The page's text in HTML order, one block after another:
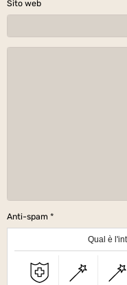
Sito web
Anti-spam
Qual è